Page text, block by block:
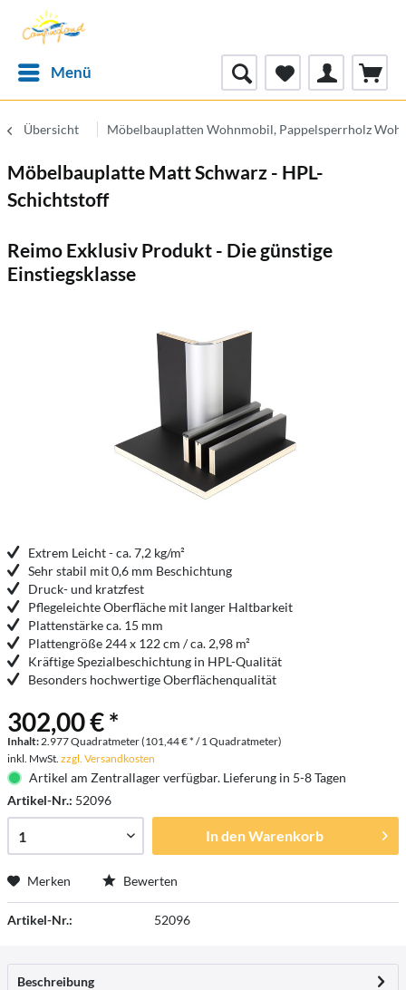
Menü
Übersicht Möbelbauplatten Wohnmobil, Pappelsperrholz
Möbelbauplatte Matt Schwarz - HPL-
Schichtstoff
Reimo Exklusiv Produkt - Die günstige
Einstiegsklasse
Extrem Leicht - ca. 7,2 kg/m²
Sehr stabil mit 0,6 mm Beschichtung
Druck- und kratzfest
Pflegeleichte Oberfläche mit langer Haltbarkeit
Plattenstärke ca. 15 mm
Plattengröße 244 x 122 cm / ca. 2,98 m²
Kräftige Spezialbeschichtung in HPL-Qualität
Besonders hochwertige Oberflächenqualität
302,00 € *
Inhalt:2.977 Quadratmeter (101,44 € * / 1 Quadratmeter)
inkl. MwSt. zzgl. Versandkosten
Artikel am Zentrallager verfügbar. Lieferung in 5-8 Tagen
Artikel-Nr.: 52096
In denWarenkorb
Merken Bewerten
Artikel-Nr.: 52096
Beschreibung